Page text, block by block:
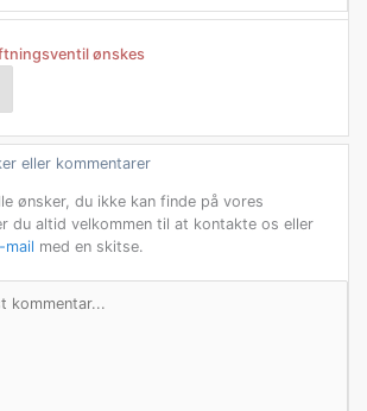
ønskes
eller kommentarer
ønsker, du ikke kan finde på vores
du altid velkommen til at kontakte os eller
mail med en skitse.